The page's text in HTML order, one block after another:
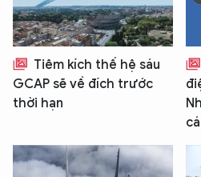
Tiêm kích thế hệ sáu
GCAP sẽ về đích trước
thời hạn